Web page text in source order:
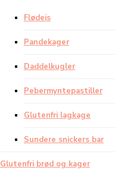
Flødeis
Pandekager
Daddelkugler
Pebermyntepastiller
Glutenfri lagkage
Sundere snickers bar
Glutenfri brød og kager